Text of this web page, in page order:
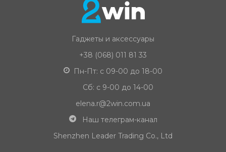
Гаджеты и аксессуары
+38 (068) 011 81 33
Пн-Пт: с 09-00 до 18-00
Сб: с 9-00 до 14-00
elena.r@2win.com.ua
Наш телеграм-канал
Shenzhen Leader Trading Co., Ltd